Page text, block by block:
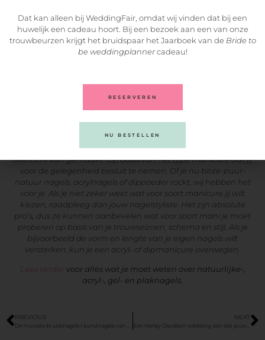
We hebben de beste adviezen bekeken en er een mooi
overzicht van gemaakt. Op basis van het type manicure dat jij
voor de gelegenheid besluit te nemen. Of je nu blote-puur-
natuur nagels, acrylnagels of dippoeder rockt, wij hebben het
voor je. Als je niet zeker weet wat voor soort manicure jij wilt
kiezen, raadpleeg dan jouw nagelstyliste. Het zijn absolute
pro’s, dus ze kunnen aanbevelen wat voor soort mani je moet
proberen op basis van je trouwseizoen, schema en stijl. Als je
bijvoorbeeld de vorm en lengte van je eigen nagels wilt
versterken, kun je een acryl- of dipmanicure overwegen.
Lees verder voor alles wat je moet weten over natuurlijke-,
acryl-, gel- en plaknagels.
PREVIOUS NEXT
Dat kan alleen bij WeddingFair, omdat wij vinden dat bij een
huwelijk een cadeau hoort. Bij een bezoek aan een van onze
trouwbeurzen krijgt het bruidspaar het Jaarboek van de Bride to
be weddingplannercadeau!
RESERVEREN
NU BESTELLEN